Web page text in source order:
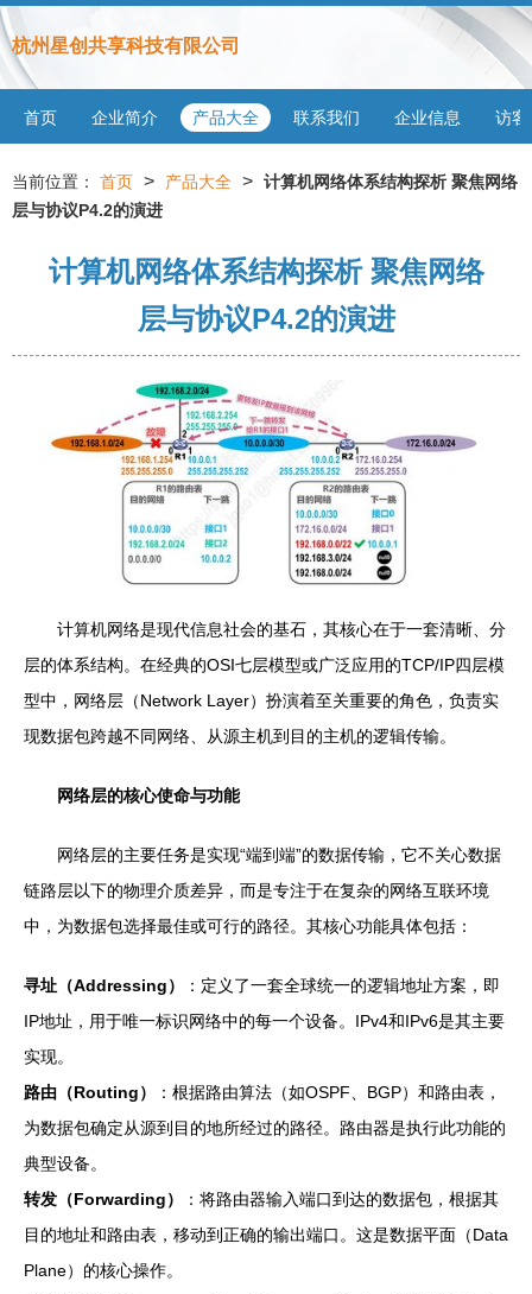
杭州星创共享科技有限公司
首页 企业简介 产品大全 联系我们 企业信息 访客
当前位置： 首页 > 产品大全 > 计算机网络体系结构探析 聚焦网络
层与协议P4.2的演进
计算机网络体系结构探析 聚焦网络
层与协议P4.2的演进
计算机网络是现代信息社会的基石，其核心在于一套清晰、分
层的体系结构。在经典的OSI七层模型或广泛应用的TCP/IP四层模
型中，网络层（Network Layer）扮演着至关重要的角色，负责实
现数据包跨越不同网络、从源主机到目的主机的逻辑传输。
网络层的核心使命与功能
网络层的主要任务是实现“端到端”的数据传输，它不关心数据
链路层以下的物理介质差异，而是专注于在复杂的网络互联环境
中，为数据包选择最佳或可行的路径。其核心功能具体包括：
寻址（Addressing）
：定义了一套全球统一的逻辑地址方案，即
IP地址，用于唯一标识网络中的每一个设备。IPv4和IPv6是其主要
实现。
路由（Routing）
：根据路由算法（如OSPF、BGP）和路由表，
为数据包确定从源到目的地所经过的路径。路由器是执行此功能的
典型设备。
转发（Forwarding）
：将路由器输入端口到达的数据包，根据其
目的地址和路由表，移动到正确的输出端口。这是数据平面（Data
Plane）的核心操作。